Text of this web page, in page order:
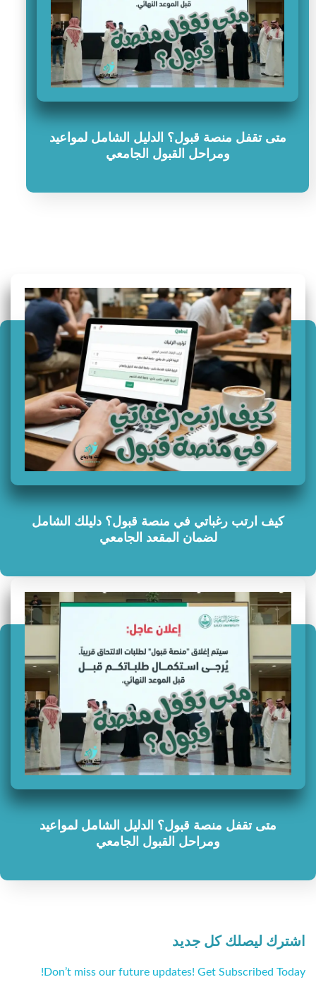
متى تقفل منصة قبول؟ الدليل الشامل لمواعيد
ومراحل القبول الجامعي
سؤال وجواب
كيف ارتب رغباتي في منصة قبول؟ دليلك الشامل
لضمان المقعد الجامعي
متى تقفل منصة قبول؟ الدليل الشامل لمواعيد
ومراحل القبول الجامعي
اشترك ليصلك كل جديد
Don’t miss our future updates! Get Subscribed Today!